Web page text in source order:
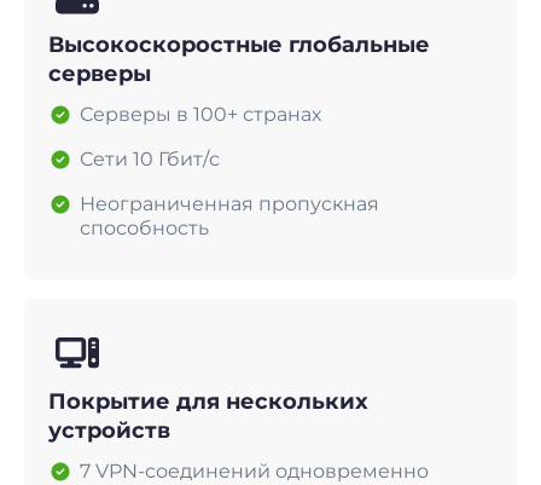
Высокоскоростные глобальные
серверы
Серверы в 100+ странах
Сети 10 Гбит/с
Неограниченная пропускная
способность
Покрытие для нескольких
устройств
7 VPN-соединений одновременно